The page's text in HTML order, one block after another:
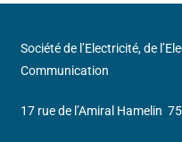
Société de l’Electricité, de
Communication
17 rue de l’Amiral Hamelin